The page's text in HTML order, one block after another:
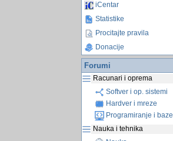
iCentar
Statistike
Procitajte pravila
Donacije
Forumi
Racunari i oprema
Softver i op. sistemi
Hardver i mreze
Programiranje i baze
Nauka i tehnika